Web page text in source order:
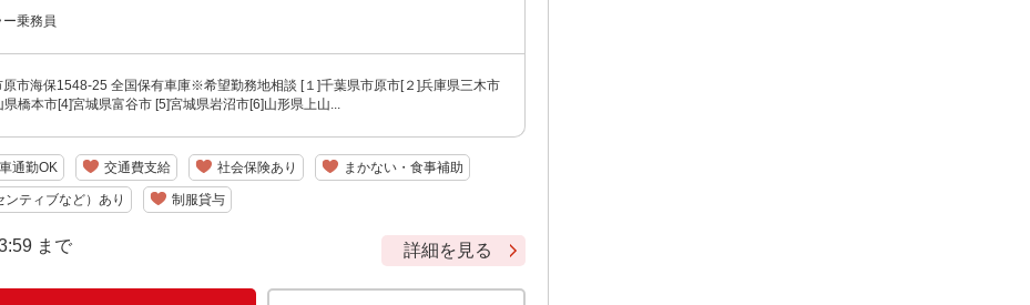
ー乗務員
原市海保1548‐25 全国保有車庫※希望勤務地相談 [１]千葉県市原市[２]兵庫県三木市
県橋本市[4]宮城県富谷市 [5]宮城県岩沼市[6]山形県上山...
車通勤OK 交通費支給 社会保険あり まかない・食事補助
ティブなど）あり 制服貸与
まで 詳細を見る